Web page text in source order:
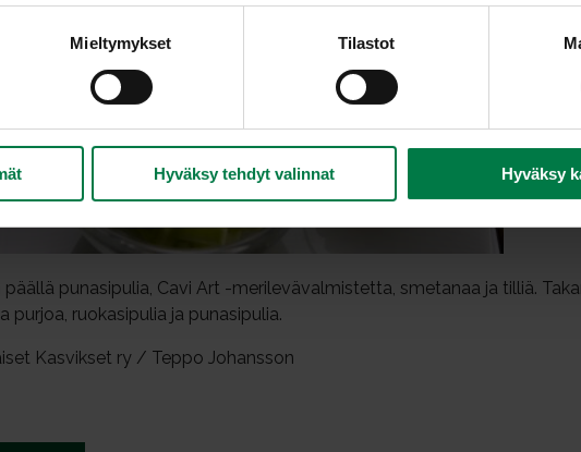
Mieltymykset Tilastot
Hyväksy tehdyt valinnat Hyväksy
päällä punasipulia, Cavi Art -merilevävalmistetta, smetanaa ja tilliä.
purjoa, ruokasipulia ja punasipulia.
Kasvikset ry / Teppo Johansson